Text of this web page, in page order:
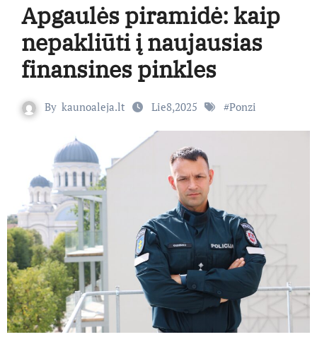
Apgaulės piramidė: kaip
nepakliūti į naujausias
finansines pinkles
By kaunoaleja.lt Lie8,2025 #Ponzi